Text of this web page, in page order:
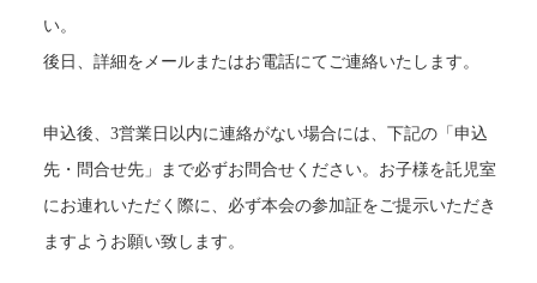
い。
後日、詳細をメールまたはお電話にてご連絡いたします。
申込後、3営業日以内に連絡がない場合には、下記の「申込
先・問合せ先」まで必ずお問合せください。お子様を託児室
にお連れいただく際に、必ず本会の参加証をご提示いただき
ますようお願い致します。